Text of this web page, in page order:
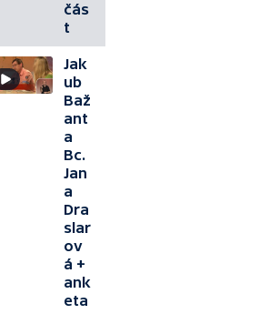
čás
t
Jak
ub
Baž
ant
a
Bc.
Jan
a
Dra
slar
ov
á +
ank
eta